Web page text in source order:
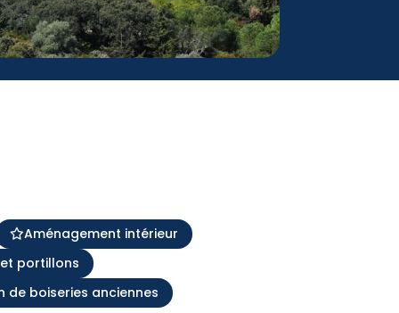
Aménagement intérieur
portillons
boiseries anciennes